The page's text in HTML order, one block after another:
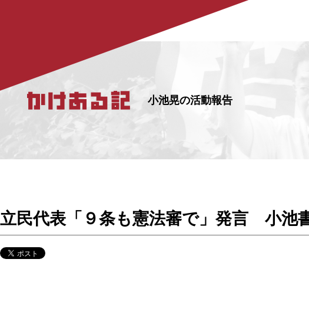
小池晃の活動報告
立民代表「９条も憲法審で」発言 小池